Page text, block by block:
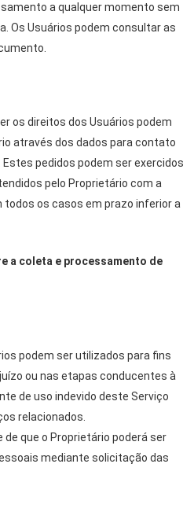
a qualquer momento sem
Os Usuários podem consultar as
os direitos dos Usuários podem
através dos dados para contato
pedidos podem ser exercidos
pelo Proprietário com a
todos os casos em prazo inferior a
a coleta e processamento de
podem ser utilizados para fins
ou nas etapas conducentes à
de uso indevido deste Serviço
relacionados.
que o Proprietário poderá ser
mediante solicitação das